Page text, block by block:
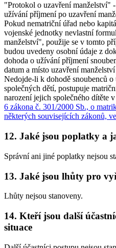
"Protokol o uzavření manželství"
užívání příjmení po uzavření
Pokud nematriční úřad nebo
vojenské jednotky nevlastní
manželství", použije se v tomto
budou uvedeny osobní údaje z
dohoda o užívání příjmení
datum a místo uzavření
Nedojde-li k dohodě snoubenců
společných dětí, postupuje
narození jejich společného dítěte
6 zákona č. 301/2000 Sb., o
některých souvisejících zákonů,
12. Jaké jsou poplatky a
Správní ani jiné poplatky nejsou
13. Jaké jsou lhůty pro
Lhůty nejsou stanoveny.
14. Kteří jsou další
situace